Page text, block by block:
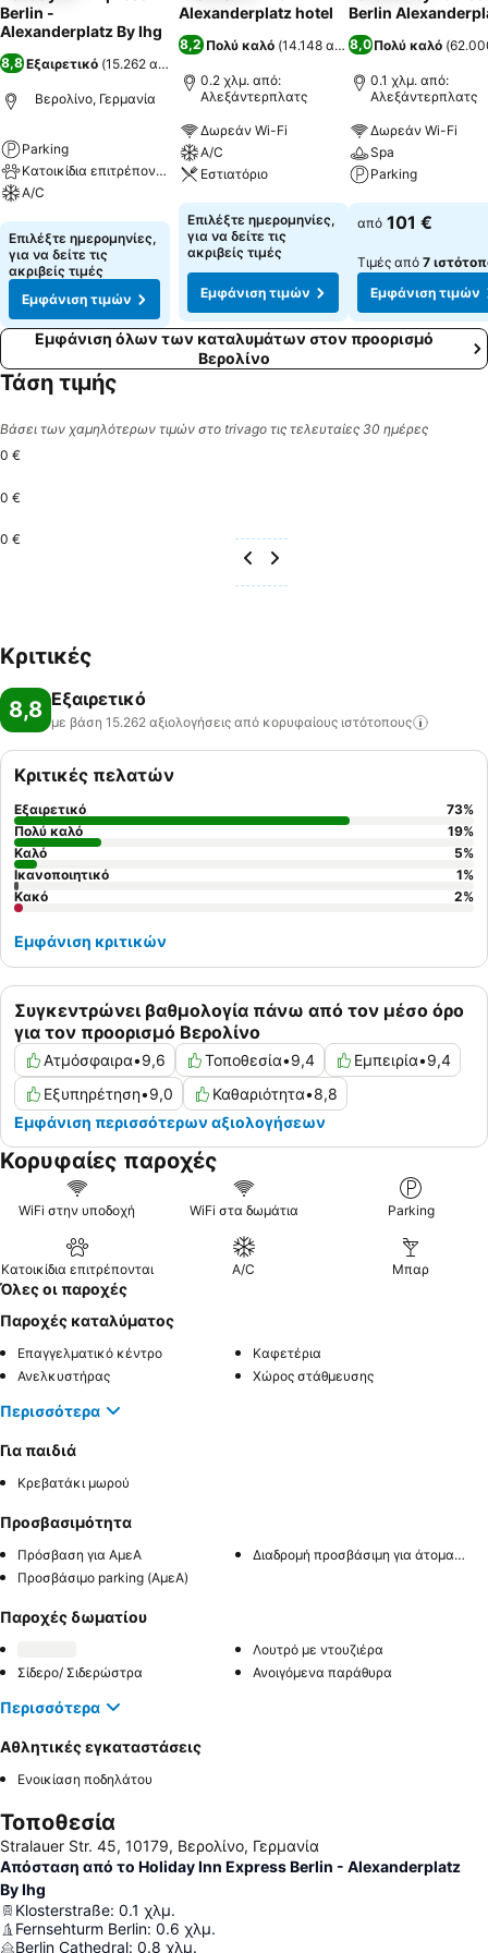
Berlin -
Alexanderplatz By Ihg
8,8Εξαιρετικό (15.262 αξιολογήσεις
Βερολίνο, Γερμανία
Parking
Κατοικίδια επιτρέπονται
A/C
Εμφάνιση τιμών
Επιλέξτε ημερομηνίες,
για να δείτε τις
ακριβείς τιμές
Εμφάνιση τιμών
Alexanderplatz hotel
8,2 Πολύ καλό (14.148 αξιολογήσεις )
0.2 χλμ. από:
Αλεξάντερπλατς
Δωρεάν Wi-Fi
A/C
Εστιατόριο
Εμφάνιση τιμών
Επιλέξτε ημερομηνίες,
για να δείτε τις
ακριβείς τιμές
Εμφάνιση τιμών
Berlin
8,0Πολύ καλό (
0.1 χλμ. από:
Αλεξάντερπλατς
Δωρεάν Wi-Fi
Spa
Parking
Εμφάνιση τιμών
από 101 €
Τιμές από 7
Εμφάνιση τιμών
Εμφάνιση όλων των καταλυμάτων στον προορισμό
Βερολίνο
Τάση τιμής
Βάσει των χαμηλότερων τιμών στο trivago τις τελευταίες 30 ημέρες
0 €
0 €
0 €
Κριτικές
8,8 Εξαιρετικό
με βάση 15.262 αξιολογήσεις από κορυφαίους ιστότοπους
Συγκεντρώνει βαθμολογία πάνω από τον μέσο όρο
για τον προορισμό Βερολίνο
Ατμόσφαιρα•9,6 Τοποθεσία•9,4 Εμπειρία•9,4
Εξυπηρέτηση•9,0 Καθαριότητα•8,8
Εμφάνιση περισσότερων αξιολογήσεων
Κριτικές πελατών
Εξαιρετικό 73%
Πολύ καλό
19%
Καλό
5%
Ικανοποιητικό
1%
Κακό
2%
Εμφάνιση κριτικών
Κορυφαίες παροχές
WiFi στην υποδοχή WiFi στα δωμάτια Parking
Κατοικίδια επιτρέπονται A/C Μπαρ
Όλες οι παροχές
Παροχές καταλύματος
Επαγγελματικό κέντρο
Καφετέρια
Ανελκυστήρας
Χώρος στάθμευσης
Περισσότερα
Για παιδιά
Κρεβατάκι μωρού
Προσβασιμότητα
Πρόσβαση για ΑμεΑ
Διαδρομή προσβάσιμη για άτομα με αναπηρία
Προσβάσιμο parking (ΑμεΑ)
Παροχές δωματίου
Λουτρό με ντουζιέρα
Σίδερο/ Σιδερώστρα
Ανοιγόμενα παράθυρα
Περισσότερα
Αθλητικές εγκαταστάσεις
Ενοικίαση ποδηλάτου
Τοποθεσία
Stralauer Str. 45, 10179, Βερολίνο, Γερμανία
Απόσταση από το Holiday Inn Express Berlin - Alexanderplatz
By Ihg
Klosterstraße: 0.1 χλμ.
Fernsehturm Berlin: 0.6 χλμ.
Berlin Cathedral: 0.8 χλμ.